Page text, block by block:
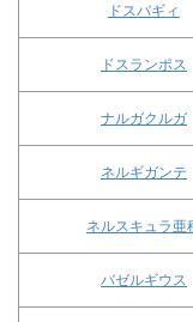
ドスバギィ
ドスランポス
ナルガクルガ
ネルギガンテ
ネルスキュラ亜
バゼルギウス